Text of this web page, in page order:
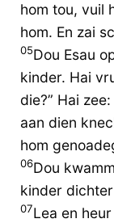
hom tou, vuil
hom. En zai
05Dou Esau
kinder. Hai
die?” Hai
aan dien
hom
06Dou
kinder
07Lea en